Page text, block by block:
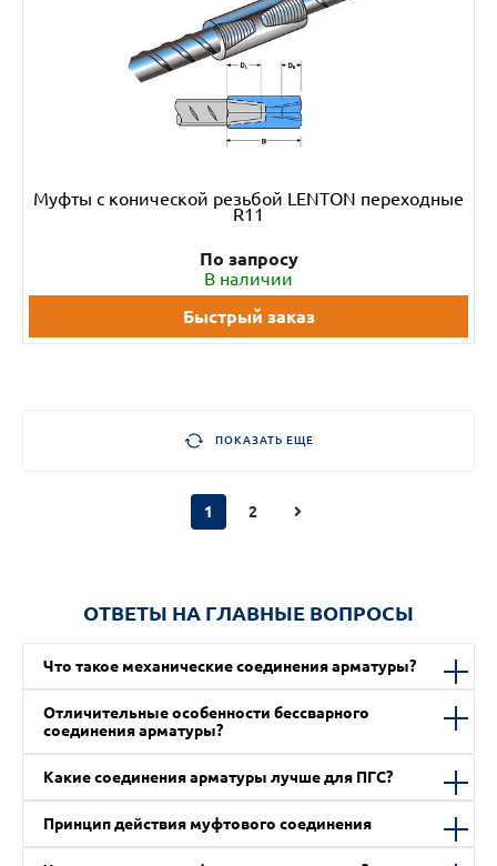
Муфты с конической резьбой LENTON переходные
R11
По запросу
В наличии
Быстрый заказ
ПОКАЗАТЬ ЕЩЕ
1 2
ОТВЕТЫ НА ГЛАВНЫЕ ВОПРОСЫ
Что такое механические соединения арматуры?
Отличительные особенности бессварного
соединения арматуры?
Какие соединения арматуры лучше для ПГС?
Принцип действия муфтового соединения